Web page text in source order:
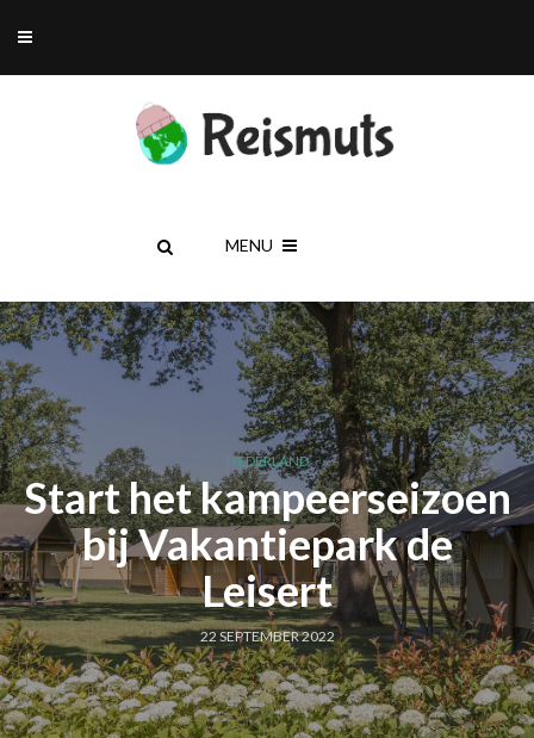
MENU
NEDERLAND
Start het kampeerseizoen
bij Vakantiepark de
Leisert
22 SEPTEMBER 2022